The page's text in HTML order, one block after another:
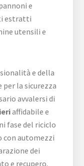
e
estratti
utensili e
e della
la sicurezza
avvalersi di
affidabile e
fase del riciclo
automezzi
dei
e recupero.